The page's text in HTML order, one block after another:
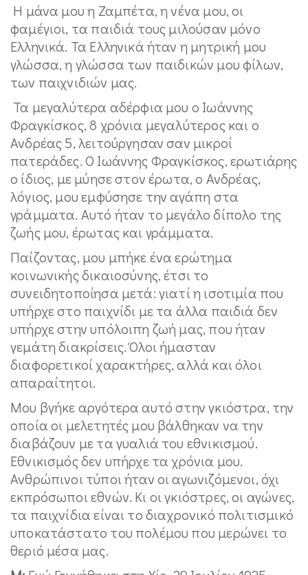
Η μάνα μου η Ζαμπέτα, η νένα μου, οι
φαμέγιοι, τα παιδιά τους μιλούσαν μόνο
Ελληνικά. Τα Ελληνικά ήταν η μητρική μου
γλώσσα, η γλώσσα των παιδικών μου φίλων,
των παιχνιδιών μας.
Τα μεγαλύτερα αδέρφια μου ο Ιωάννης
Φραγκίσκος, 8 χρόνια μεγαλύτερος και ο
Ανδρέας 5, λειτούργησαν σαν μικροί
πατεράδες. Ο Ιωάννης Φραγκίσκος, ερωτιάρης
ο ίδιος, με μύησε στον έρωτα, ο Ανδρέας,
λόγιος, μου εμφύσησε την αγάπη στα
γράμματα. Αυτό ήταν το μεγάλο δίπολο της
ζωής μου, έρωτας και γράμματα.
Παίζοντας, μου μπήκε ένα ερώτημα
κοινωνικής δικαιοσύνης, έτσι το
συνειδητοποίησα μετά: γιατί η ισοτιμία που
υπήρχε στο παιχνίδι με τα άλλα παιδιά δεν
υπήρχε στην υπόλοιπη ζωή μας, που ήταν
γεμάτη διακρίσεις. Όλοι ήμασταν
διαφορετικοί χαρακτήρες, αλλά και όλοι
απαραίτητοι.
Μου βγήκε αργότερα αυτό στην γκιόστρα, την
οποία οι μελετητές μου βάλθηκαν να την
διαβάζουν με τα γυαλιά του εθνικισμού.
Εθνικισμός δεν υπήρχε τα χρόνια μου.
Ανθρώπινοι τύποι ήταν οι αγωνιζόμενοι, όχι
εκπρόσωποι εθνών. Κι οι γκιόστρες, οι αγώνες,
τα παιχνίδια είναι το διαχρονικό πολιτισμικό
υποκατάστατο του πολέμου που μερώνει το
θεριό μέσα μας.